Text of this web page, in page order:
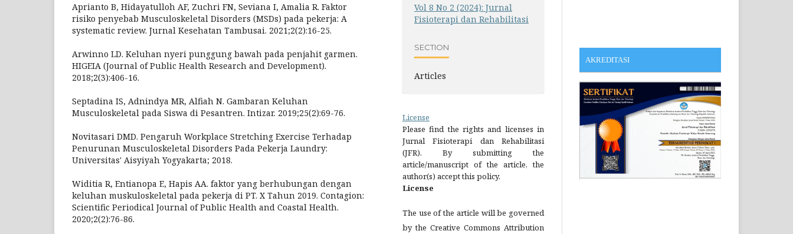
Aprianto B, Hidayatulloh AF, Zuchri FN, Seviana I, Amalia R. Faktor
risiko penyebab Musculoskeletal Disorders (MSDs) pada pekerja: A
systematic review. Jurnal Kesehatan Tambusai. 2021;2(2):16-25.
Arwinno LD. Keluhan nyeri punggung bawah pada penjahit garmen.
HIGEIA (Journal of Public Health Research and Development).
2018;2(3):406-16.
Septadina IS, Adnindya MR, Alfiah N. Gambaran Keluhan
Musculoskeletal pada Siswa di Pesantren. Intizar. 2019;25(2):69-76.
Novitasari DMD. Pengaruh Workplace Stretching Exercise Terhadap
Penurunan Musculoskeletal Disorders Pada Pekerja Laundry:
Universitas' Aisyiyah Yogyakarta; 2018.
Widitia R, Entianopa E, Hapis AA. faktor yang berhubungan dengan
keluhan muskuloskeletal pada pekerja di PT. X Tahun 2019. Contagion:
Scientific Periodical Journal of Public Health and Coastal Health.
2020;2(2):76-86.
Vol 8 No 2 (2024): Jurnal
Fisioterapi dan Rehabilitasi
SECTION
Articles
License
Please find the rights and licenses in
Jurnal Fisioterapi dan Rehabilitasi
(JFR). By submitting the
article/manuscript of the article, the
author(s) accept this policy.
License
The use of the article will be governed
by the Creative Commons Attribution
AKREDITASI